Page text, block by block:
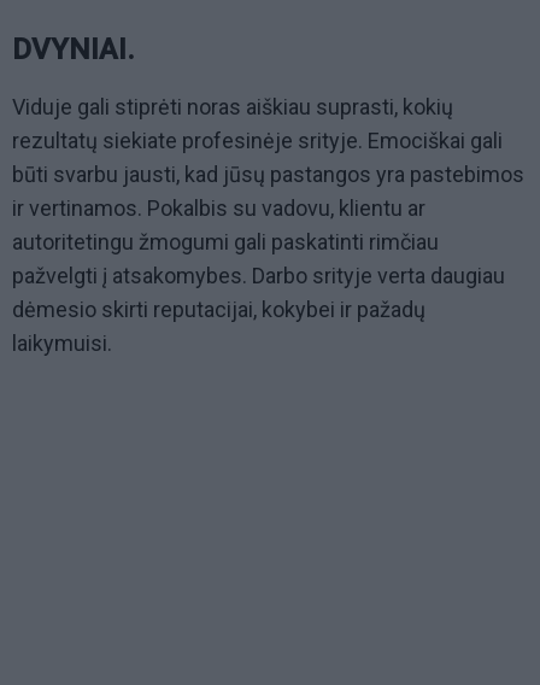
DVYNIAI.
Viduje gali stiprėti noras aiškiau suprasti, kokių
rezultatų siekiate profesinėje srityje. Emociškai gali
būti svarbu jausti, kad jūsų pastangos yra pastebimos
ir vertinamos. Pokalbis su vadovu, klientu ar
autoritetingu žmogumi gali paskatinti rimčiau
pažvelgti į atsakomybes. Darbo srityje verta daugiau
dėmesio skirti reputacijai, kokybei ir pažadų
laikymuisi.